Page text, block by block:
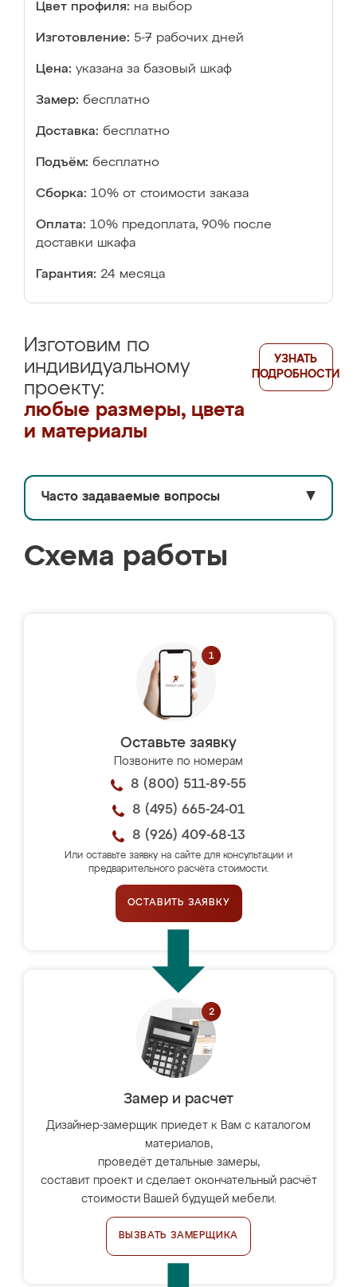
Цвет профиля: на выбор
Изготовление: 5-7 рабочих дней
Цена: указана за базовый шкаф
Замер: бесплатно
Доставка: бесплатно
Подъём: бесплатно
Сборка: 10% от стоимости заказа
Оплата: 10% предоплата, 90% после
доставки шкафа
Гарантия: 24 месяца
Изготовим по
индивидуальному
проекту:
любые размеры, цвета
и материалы
УЗНАТЬ
ПОДРОБНОСТИ
Часто задаваемые вопросы ▼
Схема работы
Оставьте заявку
Позвоните по номерам
8 (800) 511-89-55
8 (495) 665-24-01
8 (926) 409-68-13
Или оставьте заявку на сайте для консультации и
предварительного расчёта стоимости.
ОСТАВИТЬ ЗАЯВКУ
Замер и расчет
Дизайнер-замерщик приедет к Вам с каталогом
материалов,
проведёт детальные замеры,
составит проект и сделает окончательный расчёт
стоимости Вашей будущей мебели.
ВЫЗВАТЬ ЗАМЕРЩИКА